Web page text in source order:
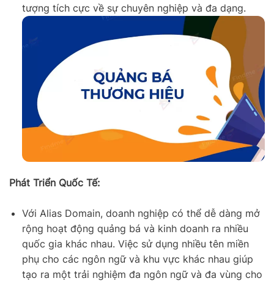
tượng tích cực về sự chuyên nghiệp và đa dạng.
Phát Triển Quốc Tế:
Với Alias Domain, doanh nghiệp có thể dễ dàng mở
rộng hoạt động quảng bá và kinh doanh ra nhiều
quốc gia khác nhau. Việc sử dụng nhiều tên miền
phụ cho các ngôn ngữ và khu vực khác nhau giúp
tạo ra một trải nghiệm đa ngôn ngữ và đa vùng cho